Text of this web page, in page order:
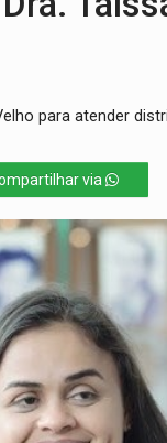
projeção
Geral delibera
abre oficina
de mortos
para atender
via